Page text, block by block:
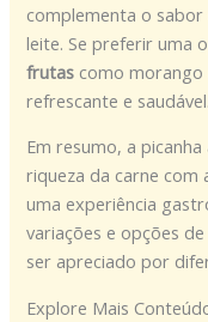
complementa o
leite. Se preferir uma
frutas como morango
refrescante e saudável.
Em resumo, a
riqueza da carne com
uma experiência
variações e opções
ser apreciado por
Explore Mais